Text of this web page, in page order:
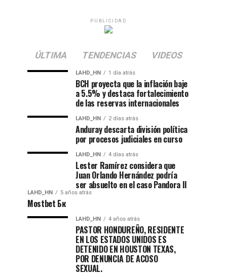
PUBLICIDAD
ÚLTIMA TENDENCIAS VIDEOS
LAHD_HN 1 día atrás
BCH proyecta que la inflación baje
a 5.5% y destaca fortalecimiento
de las reservas internacionales
LAHD_HN 2 días atrás
Anduray descarta división política
por procesos judiciales en curso
LAHD_HN 4 días atrás
Lester Ramírez considera que
Juan Orlando Hernández podría
ser absuelto en el caso Pandora II
LAHD_HN 5 años atrás
Mostbet Бк
LAHD_HN 4 años atrás
PASTOR HONDUREÑO, RESIDENTE
EN LOS ESTADOS UNIDOS ES
DETENIDO EN HOUSTON TEXAS,
POR DENUNCIA DE ACOSO
SEXUAL.